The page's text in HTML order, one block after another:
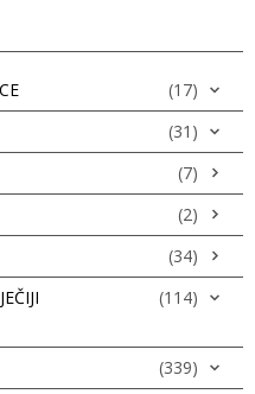
(17)
(31)
(7)
(2)
(34)
(114)
(339)